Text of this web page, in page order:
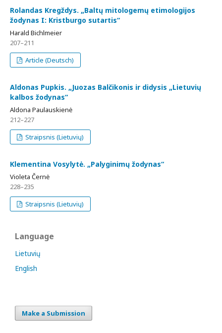
Rolandas Kregždys. „Baltų mitologemų etimologijos
žodynas I: Kristburgo sutartis“
Harald Bichlmeier
207–211
Article (Deutsch)
Aldonas Pupkis. „Juozas Balčikonis ir didysis „Lietuvių
kalbos žodynas“
Aldona Paulauskienė
212–227
Straipsnis (Lietuvių)
Klementina Vosylytė. „Palyginimų žodynas“
Violeta Černė
228–235
Straipsnis (Lietuvių)
Language
Lietuvių
English
Make a Submission